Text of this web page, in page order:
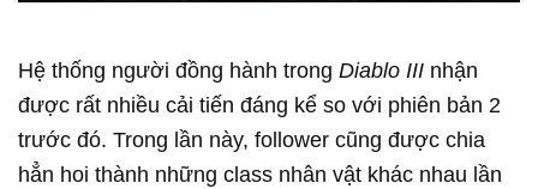
Hệ thống người đồng hành trong Diablo III nhận
được rất nhiều cải tiến đáng kể so với phiên bản 2
trước đó. Trong lần này, follower cũng được chia
hẳn hoi thành những class nhân vật khác nhau lần